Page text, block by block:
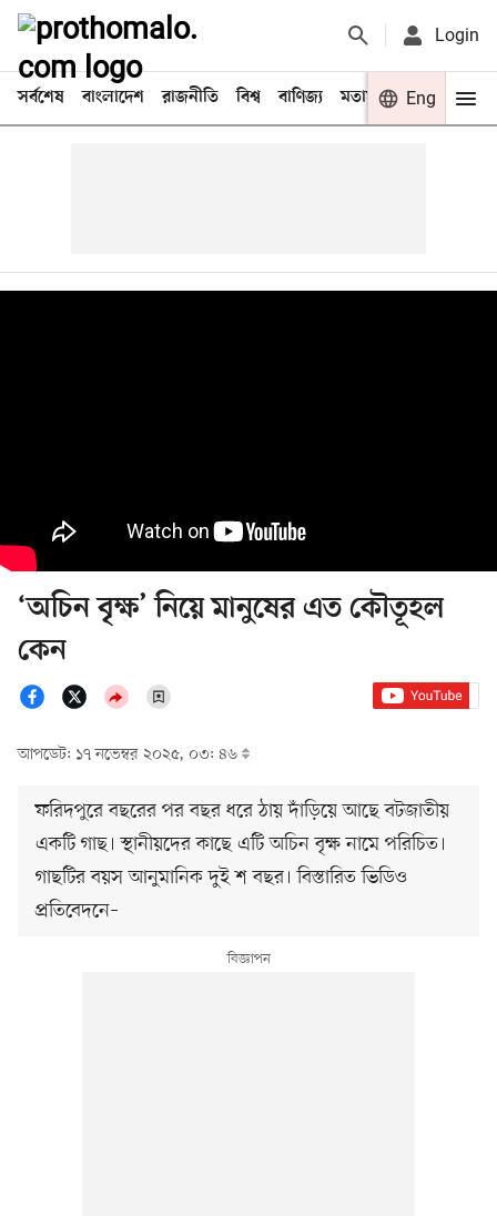
Login
সর্বশেষ বাংলাদেশ রাজনীতি বিশ্ব বাণিজ্য মতামত খেলা
Eng
‘অচিন বৃক্ষ’ নিয়ে মানুষের এত কৌতূহল
কেন
আপডেট: ১৭ নভেম্বর ২০২৫, ০৩: ৪৬
ফরিদপুরে বছরের পর বছর ধরে ঠায় দাঁড়িয়ে আছে বটজাতীয়
একটি গাছ। স্থানীয়দের কাছে এটি অচিন বৃক্ষ নামে পরিচিত।
গাছটির বয়স আনুমানিক দুই শ বছর। বিস্তারিত ভিডিও
প্রতিবেদনে–